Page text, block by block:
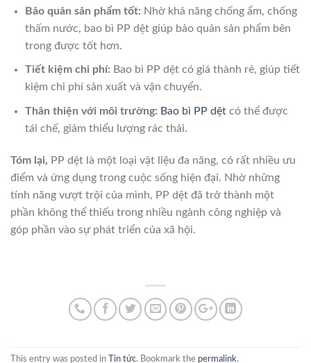
Bảo quản sản phẩm tốt: Nhờ khả năng chống ẩm, chống
thấm nước, bao bì PP dệt giúp bảo quản sản phẩm bên
trong được tốt hơn.
Tiết kiệm chi phí: Bao bì PP dệt có giá thành rẻ, giúp tiết
kiệm chi phí sản xuất và vận chuyển.
Thân thiện với môi trường: Bao bì PP dệtcó thể được
tái chế, giảm thiểu lượng rác thải.
Tóm lại, PP dệt là một loại vật liệu đa năng, có rất nhiều ưu
điểm và ứng dụng trong cuộc sống hiện đại. Nhờ những
tính năng vượt trội của mình, PP dệt đã trở thành một
phần không thể thiếu trong nhiều ngành công nghiệp và
góp phần vào sự phát triển của xã hội.
This entry was posted in Tin tức. Bookmark the permalink.